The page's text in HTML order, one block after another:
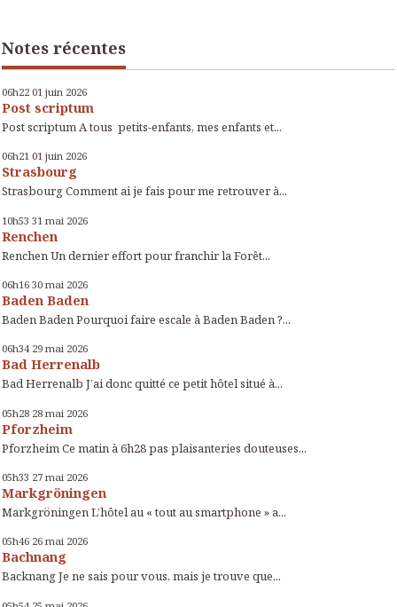
Notes récentes
06h22 01 juin 2026
Post scriptum
Post scriptum A tous petits-enfants, mes enfants et...
06h21 01 juin 2026
Strasbourg
Strasbourg Comment ai je fais pour me retrouver à...
10h53 31 mai 2026
Renchen
Renchen Un dernier effort pour franchir la Forêt...
06h16 30 mai 2026
Baden Baden
Baden Baden Pourquoi faire escale à Baden Baden ?...
06h34 29 mai 2026
Bad Herrenalb
Bad Herrenalb J’ai donc quitté ce petit hôtel situé à...
05h28 28 mai 2026
Pforzheim
Pforzheim Ce matin à 6h28 pas plaisanteries douteuses...
05h33 27 mai 2026
Markgröningen
Markgröningen L’hôtel au « tout au smartphone » a...
05h46 26 mai 2026
Bachnang
Backnang Je ne sais pour vous, mais je trouve que...